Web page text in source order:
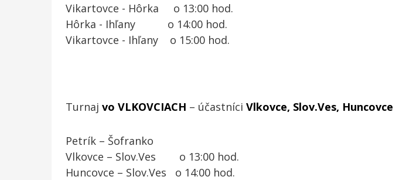
Vikartovce - Hôrka o 13:00 hod.
Hôrka - Ihľany o 14:00 hod.
Vikartovce - Ihľany o 15:00 hod.
Turnaj vo VLKOVCIACH – účastníci Vlkovce, Slov.Ves, Huncovce
Petrík – Šofranko
Vlkovce – Slov.Ves o 13:00 hod.
Huncovce – Slov.Ves o 14:00 hod.